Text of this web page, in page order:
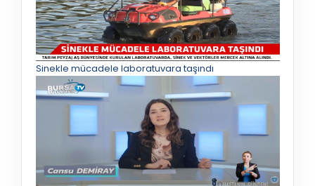
Sinekle mücadele laboratuvara taşındı